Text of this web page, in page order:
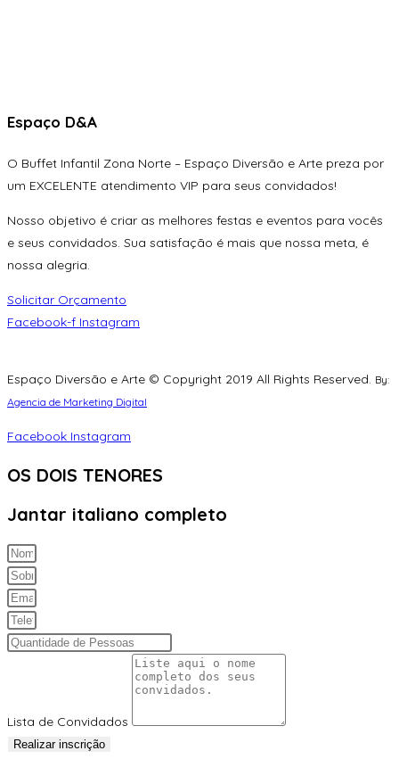
Espaço D&A
O Buffet Infantil Zona Norte – Espaço Diversão e Arte preza por
um EXCELENTE atendimento VIP para seus convidados!
Nosso objetivo é criar as melhores festas e eventos para vocês
e seus convidados. Sua satisfação é mais que nossa meta, é
nossa alegria.
Solicitar Orçamento
Facebook-f Instagram
Espaço Diversão e Arte © Copyright 2019 All Rights Reserved. By:
Agencia de Marketing Digital
Facebook Instagram
OS DOIS TENORES
Jantar italiano completo
Lista de Convidados
Realizar inscrição